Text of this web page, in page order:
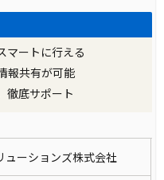
マートに行える
報共有が可能
徹底サポート
ューションズ株式会社